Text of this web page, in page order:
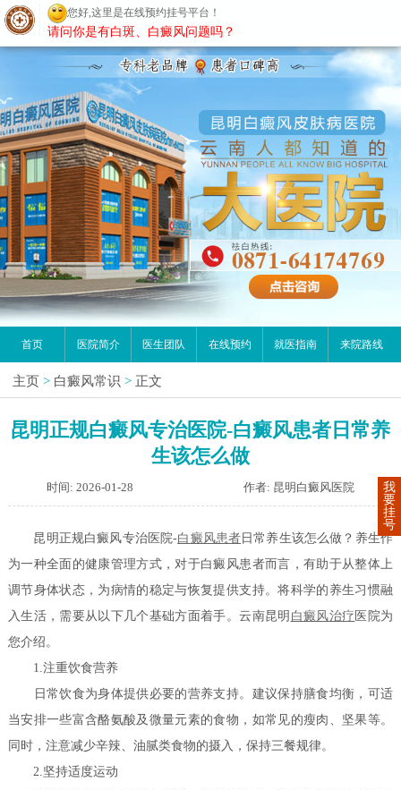
昆明白癜风医院
首页 医院简介 医生团队 在线预约 就医指南 来院路线
主页 > 白癜风常识 > 正文
昆明正规白癜风专治医院-白癜风患者日常养
生该怎么做
时间: 2026-01-28 作者: 昆明白癜风医院
昆明正规白癜风专治医院-白癜风患者 日常养生该怎么做？养生作
为一种全面的健康管理方式，对于白癜风患者而言，有助于从整体上
调节身体状态，为病情的稳定与恢复提供支持。将科学的养生习惯融
入生活，需要从以下几个基础方面着手。云南昆明 白癜风治疗 医院为
您介绍。
1.注重饮食营养
日常饮食为身体提供必要的营养支持。建议保持膳食均衡，可适
当安排一些富含酪氨酸及微量元素的食物，如常见的瘦肉、坚果等。
同时，注意减少辛辣、油腻类食物的摄入，保持三餐规律。
2.坚持适度运动
我
要
挂
号
您好,这里是在线预约挂号平台！
请问你是有白斑、白癜风问题吗？